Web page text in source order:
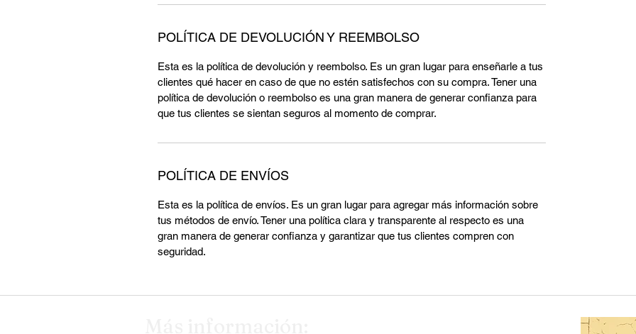
POLÍTICA DE DEVOLUCIÓN Y REEMBOLSO
Esta es la política de devolución y reembolso. Es un gran lugar para enseñarle a tus
clientes qué hacer en caso de que no estén satisfechos con su compra. Tener una
política de devolución o reembolso es una gran manera de generar confianza para
que tus clientes se sientan seguros al momento de comprar.
POLÍTICA DE ENVÍOS
Esta es la política de envíos. Es un gran lugar para agregar más información sobre
tus métodos de envío. Tener una política clara y transparente al respecto es una
gran manera de generar confianza y garantizar que tus clientes compren con
seguridad.